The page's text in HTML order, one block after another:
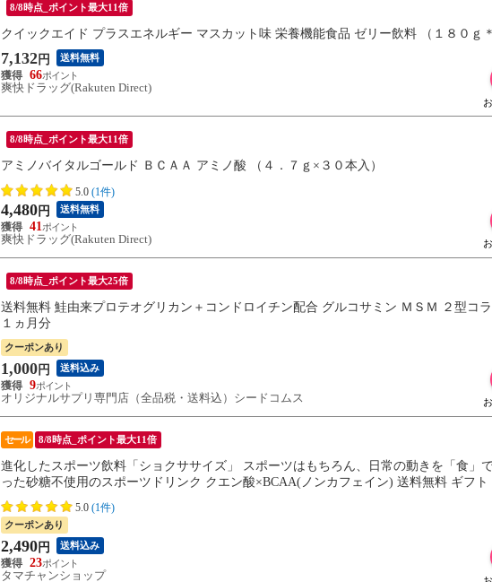
8/8時点_ポイント最大11倍
クイックエイド プラスエネルギー マスカット味 栄養機能食品 ゼリー飲料 （１８０ｇ
7,132 円 送料無料
66
爽快ドラッグ(Rakuten Direct)
8/8時点_ポイント最大11倍
アミノバイタルゴールド ＢＣＡＡ アミノ酸 （４．７ｇ×３０本入）
5.0 (1件)
4,480 円 送料無料
41
爽快ドラッグ(Rakuten Direct)
8/8時点_ポイント最大25倍
送料無料 鮭由来プロテオグリカン＋コンドロイチン配合 グルコサミン ＭＳＭ ２型コ
１ヵ月分
クーポンあり
1,000 円 送料込み
9
オリジナルサプリ専門店（全品税・送料込）シードコムス
セール 8/8時点_ポイント最大11倍
進化したスポーツ飲料「ショクササイズ」 スポーツはもちろん、日常の動きを「食」
った砂糖不使用のスポーツドリンク クエン酸×BCAA(ノンカフェイン) 送料無料 ギフ
上でシェイカー1個付き
5.0 (1件)
クーポンあり
2,490 円 送料込み
23
タマチャンショップ